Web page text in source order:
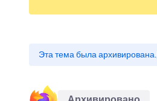
Эта тема была архивирована.